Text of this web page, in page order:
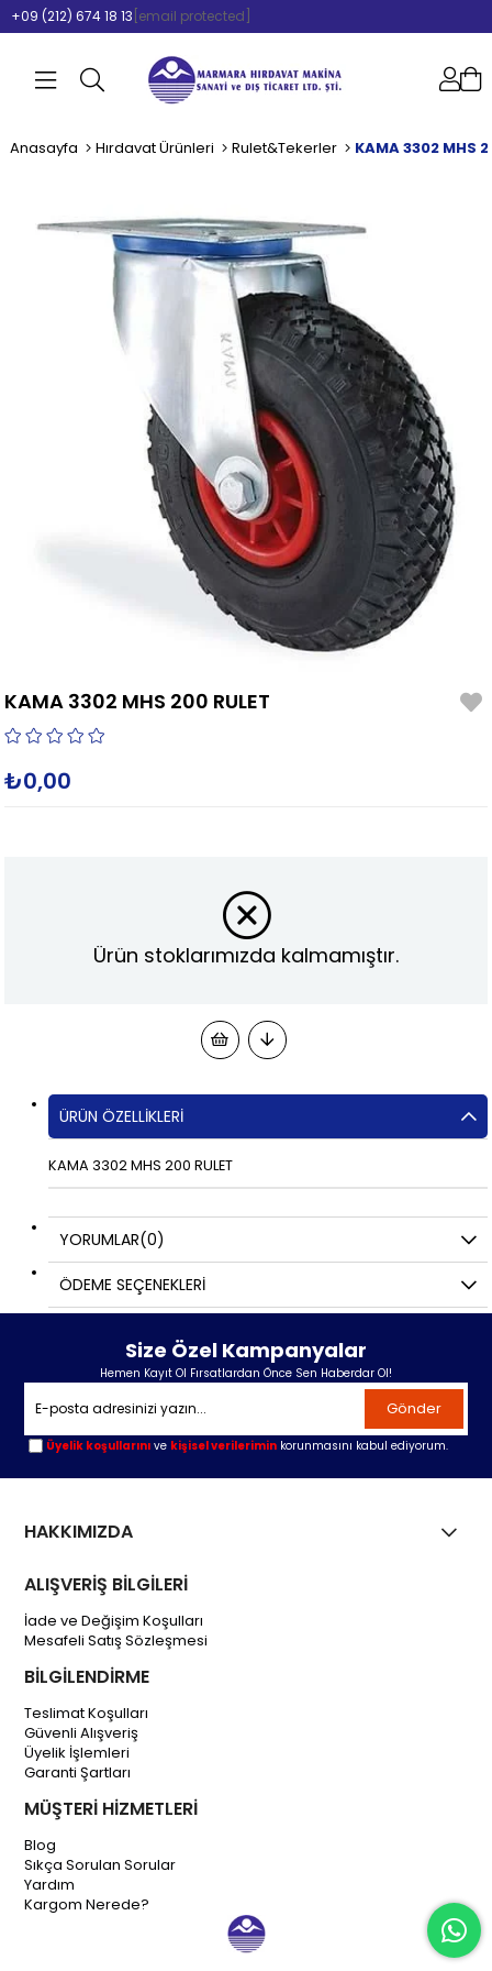
+09 (212) 674 18 13 [email protected]
Anasayfa Hırdavat Ürünleri Rulet&Tekerler KAMA 3302 MHS
KAMA 3302 MHS 200 RULET
₺0,00
Ürün stoklarımızda kalmamıştır.
ÜRÜN ÖZELLIKLERI
KAMA 3302 MHS 200 RULET
YORUMLAR(0)
ÖDEME SEÇENEKLERI
Size Özel Kampanyalar
Hemen Kayıt Ol Fırsatlardan Önce Sen Haberdar Ol!
Gönder
Üyelik koşullarını ve kişisel verilerimin korunmasını kabul ediyorum.
HAKKIMIZDA
ALIŞVERİŞ BİLGİLERİ
İade ve Değişim Koşulları
Mesafeli Satış Sözleşmesi
BİLGİLENDİRME
Teslimat Koşulları
Güvenli Alışveriş
Üyelik İşlemleri
Garanti Şartları
MÜŞTERİ HİZMETLERİ
Blog
Sıkça Sorulan Sorular
Yardım
Kargom Nerede?